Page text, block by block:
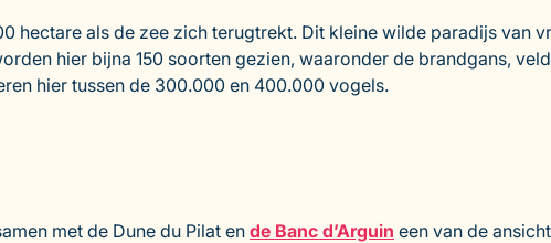
hectare als de zee zich terugtrekt. Dit kleine wilde paradijs van
hier bijna 150 soorten gezien, waaronder de brandgans,
hier tussen de 300.000 en 400.000 vogels.
met de Dune du Pilat en de Banc d’Arguin een van de